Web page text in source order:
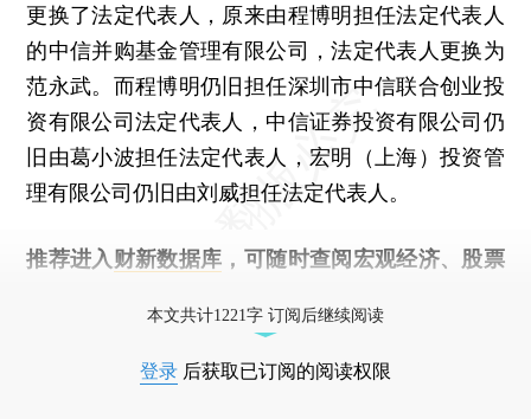
更换了法定代表人，原来由程博明担任法定代表人
的中信并购基金管理有限公司，法定代表人更换为
范永武。而程博明仍旧担任深圳市中信联合创业投
资有限公司法定代表人，中信证券投资有限公司仍
旧由葛小波担任法定代表人，宏明（上海）投资管
理有限公司仍旧由刘威担任法定代表人。
推荐进入 财新数据库 ，可随时查阅宏观经济、股票
本文共计1221字 订阅后继续阅读
登录 后获取已订阅的阅读权限